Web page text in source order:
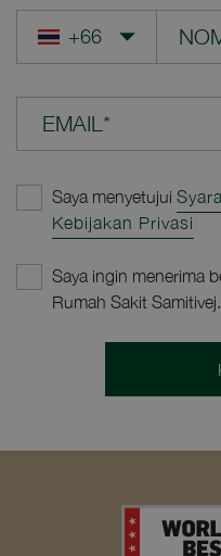
EMAIL*
Saya menyetujui
Kebijakan Privasi
Saya ingin menerima
Rumah Sakit Samitivej.